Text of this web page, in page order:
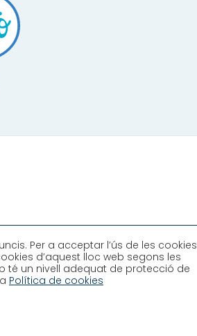
Per a acceptar l’ús de les cookies
d’aquest lloc web segons les
té un nivell adequat de protecció de
Política de cookies